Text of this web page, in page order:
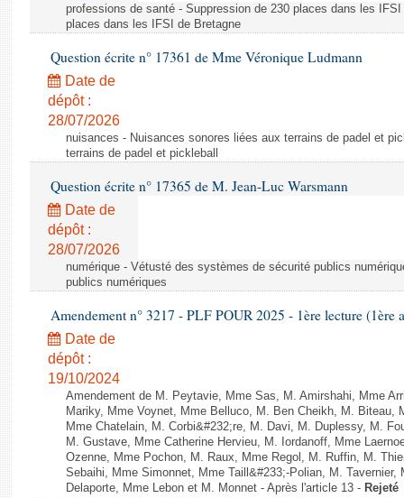
professions de santé - Suppression de 230 places dans les
places dans les IFSI de Bretagne
Question écrite n° 17361 de Mme Véronique Ludmann
Date de
dépôt :
28/07/2026
nuisances - Nuisances sonores liées aux terrains de padel et
terrains de padel et pickleball
Question écrite n° 17365 de M. Jean-Luc Warsmann
Date de
dépôt :
28/07/2026
numérique - Vétusté des systèmes de sécurité publics
publics numériques
Amendement n° 3217 - PLF POUR 2025 - 1ère lecture (1ère
Date de
dépôt :
19/10/2024
Amendement de M. Peytavie, Mme Sas, M. Amirshahi, Mme
Mariky, Mme Voynet, Mme Belluco, M. Ben Cheikh, M. Biteau,
Mme Chatelain, M. Corbi&#232;re, M. Davi, M. Duplessy, M.
M. Gustave, Mme Catherine Hervieu, M. Iordanoff, Mme
Ozenne, Mme Pochon, M. Raux, Mme Regol, M. Ruffin, M.
Sebaihi, Mme Simonnet, Mme Taill&#233;-Polian, M. Tavernier,
Delaporte, Mme Lebon et M. Monnet - Après l'article 13 - Rejeté